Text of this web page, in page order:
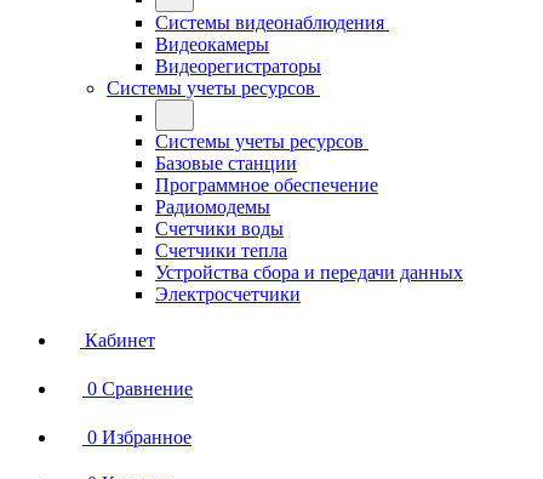
Системы видеонаблюдения
Видеокамеры
Видеорегистраторы
Системы учеты ресурсов
Системы учеты ресурсов
Базовые станции
Программное обеспечение
Радиомодемы
Счетчики воды
Счетчики тепла
Устройства сбора и передачи данных
Электросчетчики
Кабинет
0 Сравнение
0 Избранное